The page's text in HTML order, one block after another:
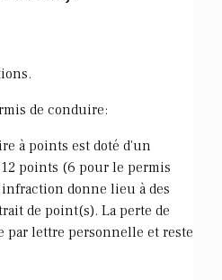
de conduire:
à points est doté d'un
points (6 pour le permis
donne lieu à des
de point(s). La perte de
par lettre personnelle et reste